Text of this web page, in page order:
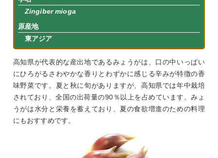
Zingiber mioga
原産地
東アジア
高知県が代表的な産出地であるみょうがは、口の中いっぱい
にひろがるさわやかな香りとわずかに感じる辛みが特徴の香
味野菜です。夏と秋に旬がありますが、高知県では年中栽培
されており、全国の出荷量の90％以上を占めています。みょ
うがは水分と栄養を蓄えており、夏の食欲増進のための料理
にもおすすめです。